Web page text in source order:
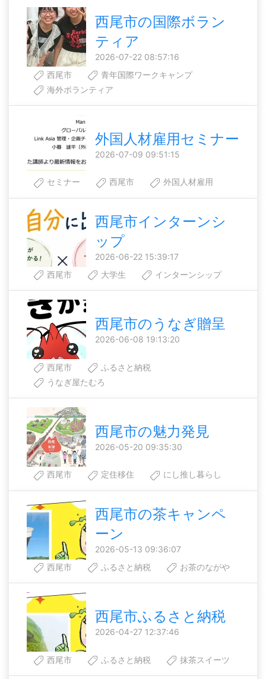
西尾市の国際ボラン
ティア
2026-07-22 08:57:16
西尾市
青年国際ワークキャンプ
海外ボランティア
外国人材雇用セミナー
2026-07-09 09:51:15
セミナー 西尾市 外国人材雇用
西尾市インターンシ
ップ
2026-06-22 15:39:17
西尾市
大学生 インターンシップ
西尾市のうなぎ贈呈
2026-06-08 19:13:20
西尾市
ふるさと納税
うなぎ屋たむろ
西尾市の魅力発見
2026-05-20 09:35:30
西尾市 定住移住 にし推し暮らし
西尾市の茶キャンペ
ーン
2026-05-13 09:36:07
西尾市
ふるさと納税 お茶のながや
西尾市ふるさと納税
2026-04-27 12:37:46
西尾市 ふるさと納税 抹茶スイーツ